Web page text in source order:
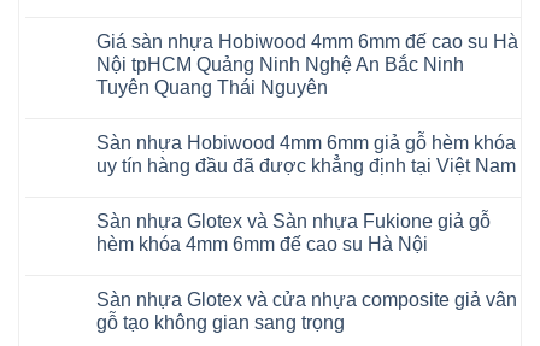
AI
37
AI
dày
12mm
to
tại
Hà
Nội
Xuân
Thanh
Trì
Cầu
Giấy
Tây
Hồ
charm
wood
hobiwood
kosmos
mikado
4mm
6mm
thợ
Sửa
sàn
nhiêu
1m2
tại
và
Sàn
nhựa
Hobiwood
giả
khóa
4mm
6mm
su
có
hèm
minh
chống
cong
bình
luận
ở
Sàn
và
Sàn
nhựa
giả
gỗ
hèm
thị
trường
rộng
Giá sàn nhựa Hobiwood 4mm 6mm đế cao su Hà
Nội tpHCM Quảng Ninh Nghệ An Bắc Ninh
Tuyên Quang Thái Nguyên
bình
luận
ở
nhựa
Hobiwood
4mm
cao
Hà
Sàn nhựa Hobiwood 4mm 6mm giả gỗ hèm khóa
uy tín hàng đầu đã được khẳng định tại Việt Nam
bình
luận
ở
Hobiwood
4mm
6mm
Sàn nhựa Glotex và Sàn nhựa Fukione giả gỗ
hèm khóa 4mm 6mm đế cao su Hà Nội
bình
luận
ở
Sàn nhựa Glotex và cửa nhựa composite giả vân
gỗ tạo không gian sang trọng